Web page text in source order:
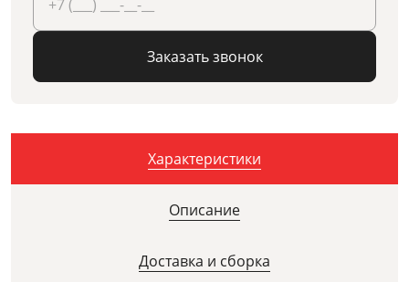
Заказать звонок
Характеристики
Описание
Доставка и сборка